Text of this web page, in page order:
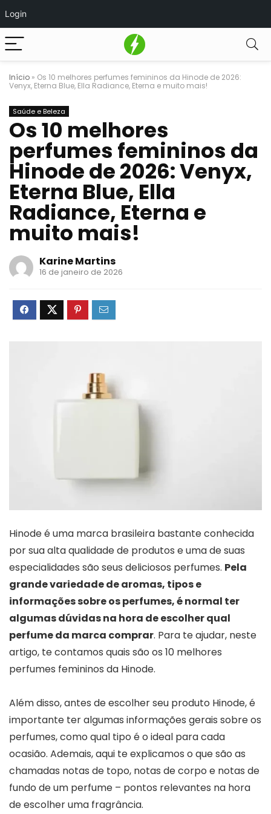
Login
Início » Os 10 melhores perfumes femininos da Hinode de 2026:
Venyx, Eterna Blue, Ella Radiance, Eterna e muito mais!
Saúde e Beleza
Os 10 melhores
perfumes femininos da
Hinode de 2026: Venyx,
Eterna Blue, Ella
Radiance, Eterna e
muito mais!
Karine Martins
16 de janeiro de 2026
Hinode é uma marca brasileira bastante conhecida
por sua alta qualidade de produtos e uma de suas
especialidades são seus deliciosos perfumes. Pela
grande variedade de aromas, tipos e
informações sobre os perfumes, é normal ter
algumas dúvidas na hora de escolher qual
perfume da marca comprar. Para te ajudar, neste
artigo, te contamos quais são os 10 melhores
perfumes femininos da Hinode.
Além disso, antes de escolher seu produto Hinode, é
importante ter algumas informações gerais sobre os
perfumes, como qual tipo é o ideal para cada
ocasião. Ademais, aqui te explicamos o que são as
chamadas notas de topo, notas de corpo e notas de
fundo de um perfume – pontos relevantes na hora
de escolher uma fragrância.